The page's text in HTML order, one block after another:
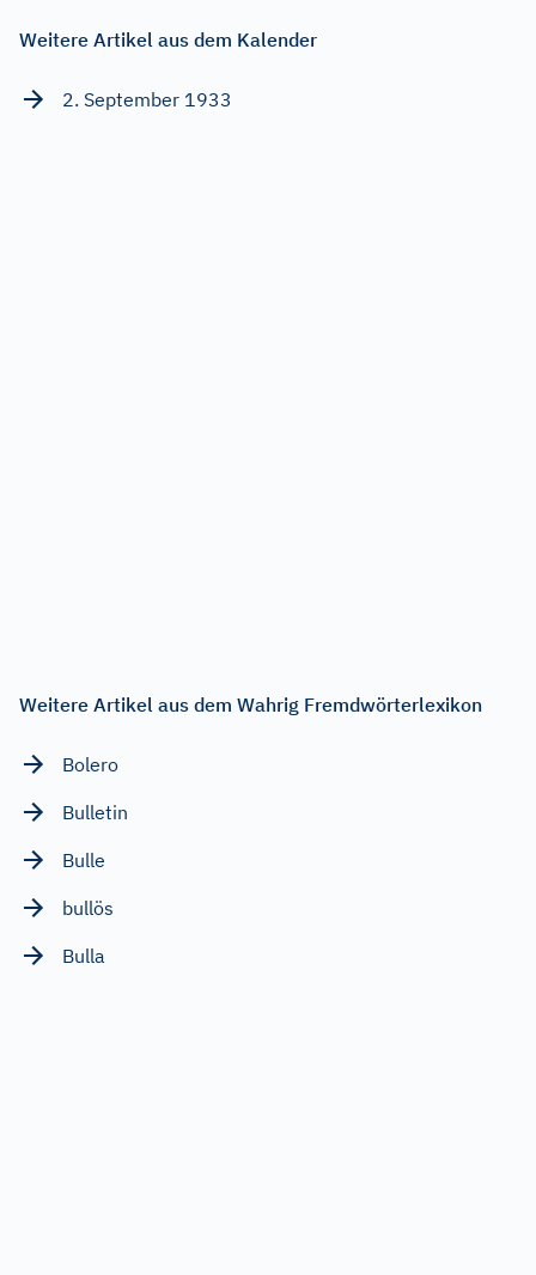
Weitere Artikel aus dem Kalender
2. September 1933
Weitere Artikel aus dem Wahrig Fremdwörterlexikon
Bolero
Bulletin
Bulle
bullös
Bulla